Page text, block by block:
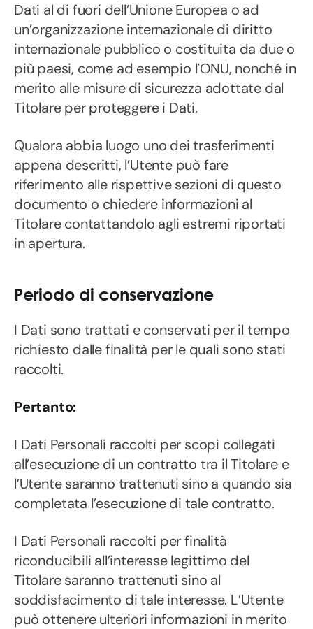
Dati al di fuori dell’Unione Europea o ad
un’organizzazione internazionale di diritto
internazionale pubblico o costituita da due o
più paesi, come ad esempio l’ONU, nonché in
merito alle misure di sicurezza adottate dal
Titolare per proteggere i Dati.
Qualora abbia luogo uno dei trasferimenti
appena descritti, l’Utente può fare
riferimento alle rispettive sezioni di questo
documento o chiedere informazioni al
Titolare contattandolo agli estremi riportati
in apertura.
Periodo di conservazione
I Dati sono trattati e conservati per il tempo
richiesto dalle finalità per le quali sono stati
raccolti.
Pertanto:
I Dati Personali raccolti per scopi collegati
all’esecuzione di un contratto tra il Titolare e
l’Utente saranno trattenuti sino a quando sia
completata l’esecuzione di tale contratto.
I Dati Personali raccolti per finalità
riconducibili all’interesse legittimo del
Titolare saranno trattenuti sino al
soddisfacimento di tale interesse. L’Utente
può ottenere ulteriori informazioni in merito